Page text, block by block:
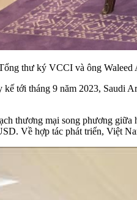
thư ký VCCI và ông Waleed
kế tới tháng 9 năm 2023, Saudi
thương mại song phương
Về hợp tác phát triển, Việt